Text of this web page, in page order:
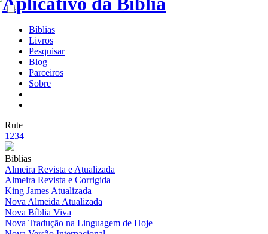
Bíblias
Livros
Pesquisar
Blog
Parceiros
Sobre
Rute
1 234
Bíblias
Almeira Revista e Atualizada
Almeira Revista e Corrigida
King James Atualizada
Nova Almeida Atualizada
Nova Bíblia Viva
Nova Tradução na Linguagem de Hoje